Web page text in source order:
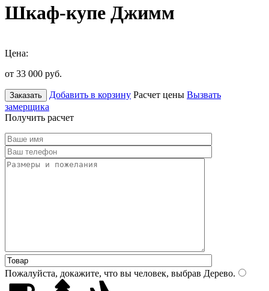
Шкаф-купе Джимм
Цена:
от 33 000 руб.
Заказать Добавить в корзину Расчет цены Вызвать
замерщика
Получить расчет
Пожалуйста, докажите, что вы человек, выбрав Дерево.